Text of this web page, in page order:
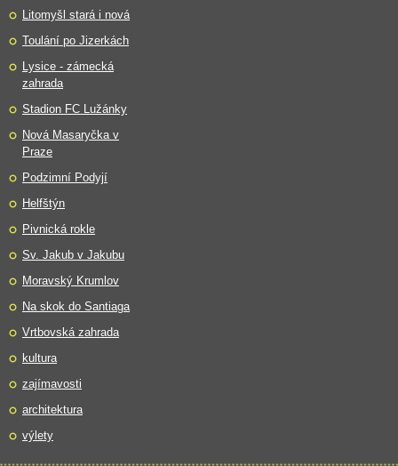
Litomyšl stará i nová
Toulání po Jizerkách
Lysice - zámecká
zahrada
Stadion FC Lužánky
Nová Masaryčka v
Praze
Podzimní Podyjí
Helfštýn
Pivnická rokle
Sv. Jakub v Jakubu
Moravský Krumlov
Na skok do Santiaga
Vrtbovská zahrada
kultura
zajímavosti
architektura
výlety